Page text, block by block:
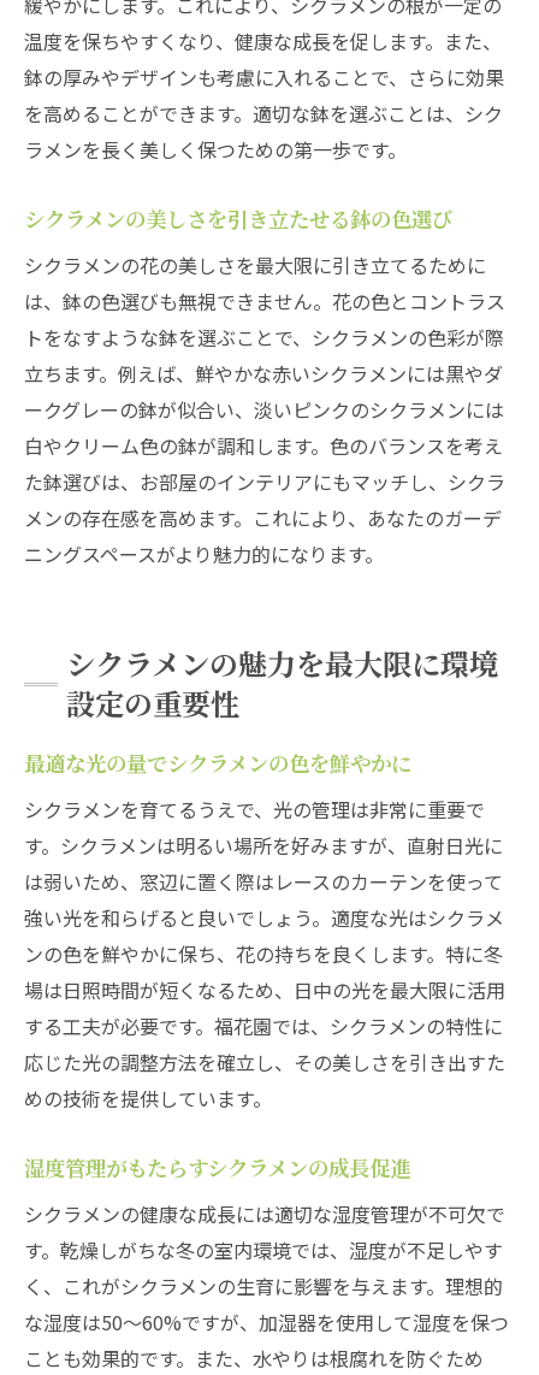
美しく保つためのシクラメンのケア方法
鉢の選び方で変わるシクラメンのライフサ
イクル
温度を保ちやすくなり、健康な成長を促します。また、
鉢の厚みやデザインも考慮に入れることで、さらに効果
を高めることができます。適切な鉢を選ぶことは、シク
ラメンを長く美しく保つための第一歩です。
シクラメンの美しさを引き立たせる鉢の色選び
シクラメンの花の美しさを最大限に引き立てるために
は、鉢の色選びも無視できません。花の色とコントラス
トをなすような鉢を選ぶことで、シクラメンの色彩が際
立ちます。例えば、鮮やかな赤いシクラメンには黒やダ
ークグレーの鉢が似合い、淡いピンクのシクラメンには
白やクリーム色の鉢が調和します。色のバランスを考え
た鉢選びは、お部屋のインテリアにもマッチし、シクラ
メンの存在感を高めます。これにより、あなたのガーデ
ニングスペースがより魅力的になります。
シクラメンの魅力を最大限に環境
設定の重要性
最適な光の量でシクラメンの色を鮮やかに
シクラメンを育てるうえで、光の管理は非常に重要で
す。シクラメンは明るい場所を好みますが、直射日光に
は弱いため、窓辺に置く際はレースのカーテンを使って
強い光を和らげると良いでしょう。適度な光はシクラメ
ンの色を鮮やかに保ち、花の持ちを良くします。特に冬
場は日照時間が短くなるため、日中の光を最大限に活用
する工夫が必要です。福花園では、シクラメンの特性に
応じた光の調整方法を確立し、その美しさを引き出すた
めの技術を提供しています。
湿度管理がもたらすシクラメンの成長促進
シクラメンの健康な成長には適切な湿度管理が不可欠で
す。乾燥しがちな冬の室内環境では、湿度が不足しやす
く、これがシクラメンの生育に影響を与えます。理想的
な湿度は50〜60%ですが、加湿器を使用して湿度を保つ
ことも効果的です。また、水やりは根腐れを防ぐため